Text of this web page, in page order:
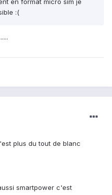
en format micro sim je
:(
plus du tout de blanc
smartpower c'est